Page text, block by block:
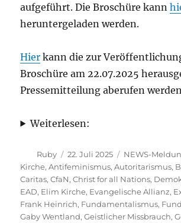
aufgeführt. Die Broschüre kann
heruntergeladen werden.
Hier kann die zur
Broschüre am 22.07.2025
Pressemitteilung aberufen
Weiterlesen:
Autor
Ruby
Veröffentlicht
am
22. Juli 2025 Kategorien
NEWS-
Kirche,Antifeminismus,Autoritarismus,
Caritas,CfaN,Christ for all Nations,
EAD, Elim Kirche, Evangelische Allianz,
Frank Heinrich, Fundamentalismus,
Gaby Wentland,Geistlicher Missbrauch,